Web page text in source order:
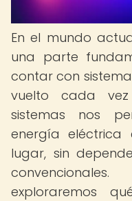
En el mundo
una parte
contar con
vuelto cada
sistemas nos
energía eléctrica
lugar, sin
exploraremos